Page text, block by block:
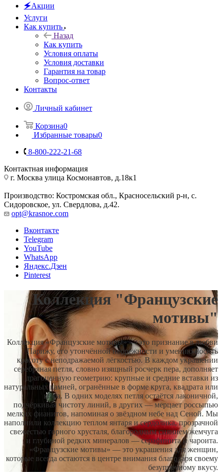
🗲Акции
Услуги
Как купить
Назад
Как купить
Условия оплаты
Условия доставки
Гарантия на товар
Вопрос-ответ
Контакты
Личный кабинет
Корзина0
Избранные товары0
8-800-222-21-68
Контактная информация
г. Москва улица Космонавтов, д.18к1
Производство: Костромская обл., Красносельский р-н, с.
Сидоровское, ул. Свердлова, д.42.
opt@krasnoe.com
Вконтакте
Telegram
YouTube
WhatsApp
Яндекс.Дзен
Pinterest
Коллекция "Французские
мотивы"
Коллекция «Французские мотивы» — это признание в любви
Парижу, его утончённой небрежности и умению носить
красоту с неподражаемой лёгкостью. В каждом украшении
серебряная петля, словно изящный росчерк пера, дополняет
драгоценную геометрию: крупные и средние вставки из
натуральных камней, огранённые в форме круга, квадрата или
шара. В одних моделях петля остаётся лаконичной,
подчёркивая чистоту линий, в других — мерцает россыпью
мелких фианитов, напоминая о звёздном небе над Сеной. Мы
наполнили коллекцию теплом янтаря и сердолика, прозрачной
свежестью горного хрусталя, благородным сиянием жемчуга
и глубиной редких минералов — серафинита и чароита.
«Французские мотивы» — это украшения для женщин,
которые всегда остаются в центре внимания благодаря своему
безупречному вкусу.